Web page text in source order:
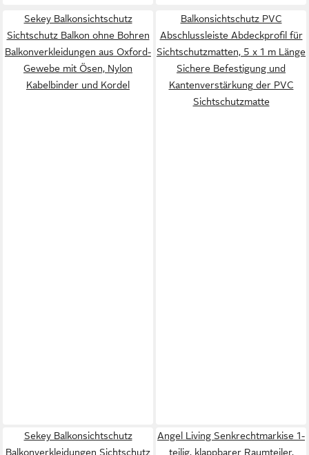
Sekey Balkonsichtschutz
Sichtschutz Balkon ohne Bohren
Balkonverkleidungen aus Oxford-
Gewebe mit Ösen, Nylon
Kabelbinder und Kordel
Balkonsichtschutz PVC
Abschlussleiste Abdeckprofil für
Sichtschutzmatten, 5 x 1 m Länge
Sichere Befestigung und
Kantenverstärkung der PVC
Sichtschutzmatte
Sekey Balkonsichtschutz
Balkonverkleidungen Sichtschutz
Angel Living Senkrechtmarkise 1-
teilig, klappbarer Raumteiler,